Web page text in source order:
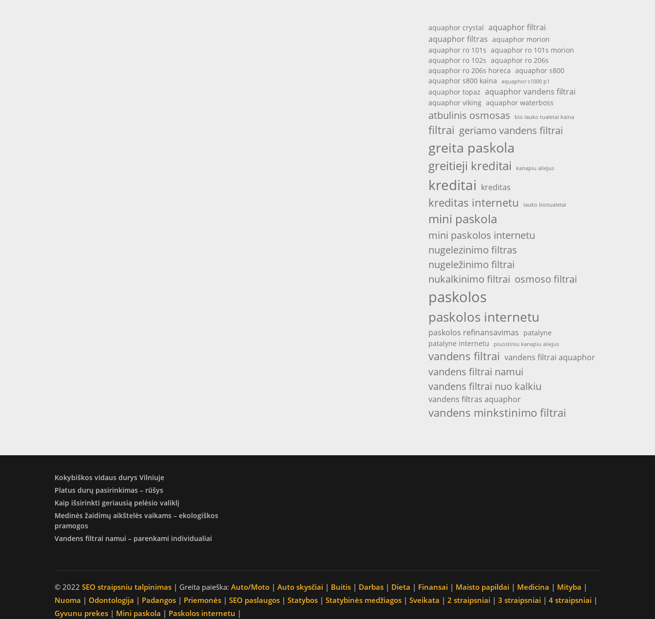
aquaphor crystal aquaphor filtrai
aquaphor filtras aquaphor morion
aquaphor ro 101s aquaphor ro 101s morion
aquaphor ro 102s aquaphor ro 206s
aquaphor ro 206s horeca aquaphor s800
aquaphor s800 kaina
aquaphor s1000 p1
aquaphor topaz aquaphor vandens filtrai
aquaphor viking aquaphor waterboss
atbulinis osmosas bio lauko tualetai kaina
filtrai geriamo vandens filtrai
greita paskola
greitieji kreditai kanapiu aliejus
kreditai kreditas
kreditas internetu lauko biotualetai
mini paskola
mini paskolos internetu
nugelezinimo filtras
nugeležinimo filtrai
nukalkinimo filtrai osmoso filtrai
paskolos
paskolos internetu
paskolos refinansavimas patalyne
patalyne internetu
pluostiniu kanapiu aliejus
vandens filtrai vandens filtrai aquaphor
vandens filtrai namui
vandens filtrai nuo kalkiu
vandens filtras aquaphor
vandens minkstinimo filtrai
Kokybiškos vidaus durys Vilniuje
Platus durų pasirinkimas – rūšys
Kaip išsirinkti geriausią pelėsio valiklį
Medinės žaidimų aikštelės vaikams – ekologiškos
pramogos
Vandens filtrai namui – parenkami individualiai
© 2022 SEO straipsniu talpinimas | Greita paieška: Auto/Moto | Auto skysčiai | Buitis | Darbas | Dieta | Finansai | Maisto papildai | Medicina | Mityba |
Nuoma | Odontologija | Padangos | Priemonės | SEO paslaugos | Statybos | Statybinės medžiagos | Sveikata | 2 straipsniai | 3 straipsniai | 4 straipsniai |
Gyvunu prekes | Mini paskola | Paskolos internetu |